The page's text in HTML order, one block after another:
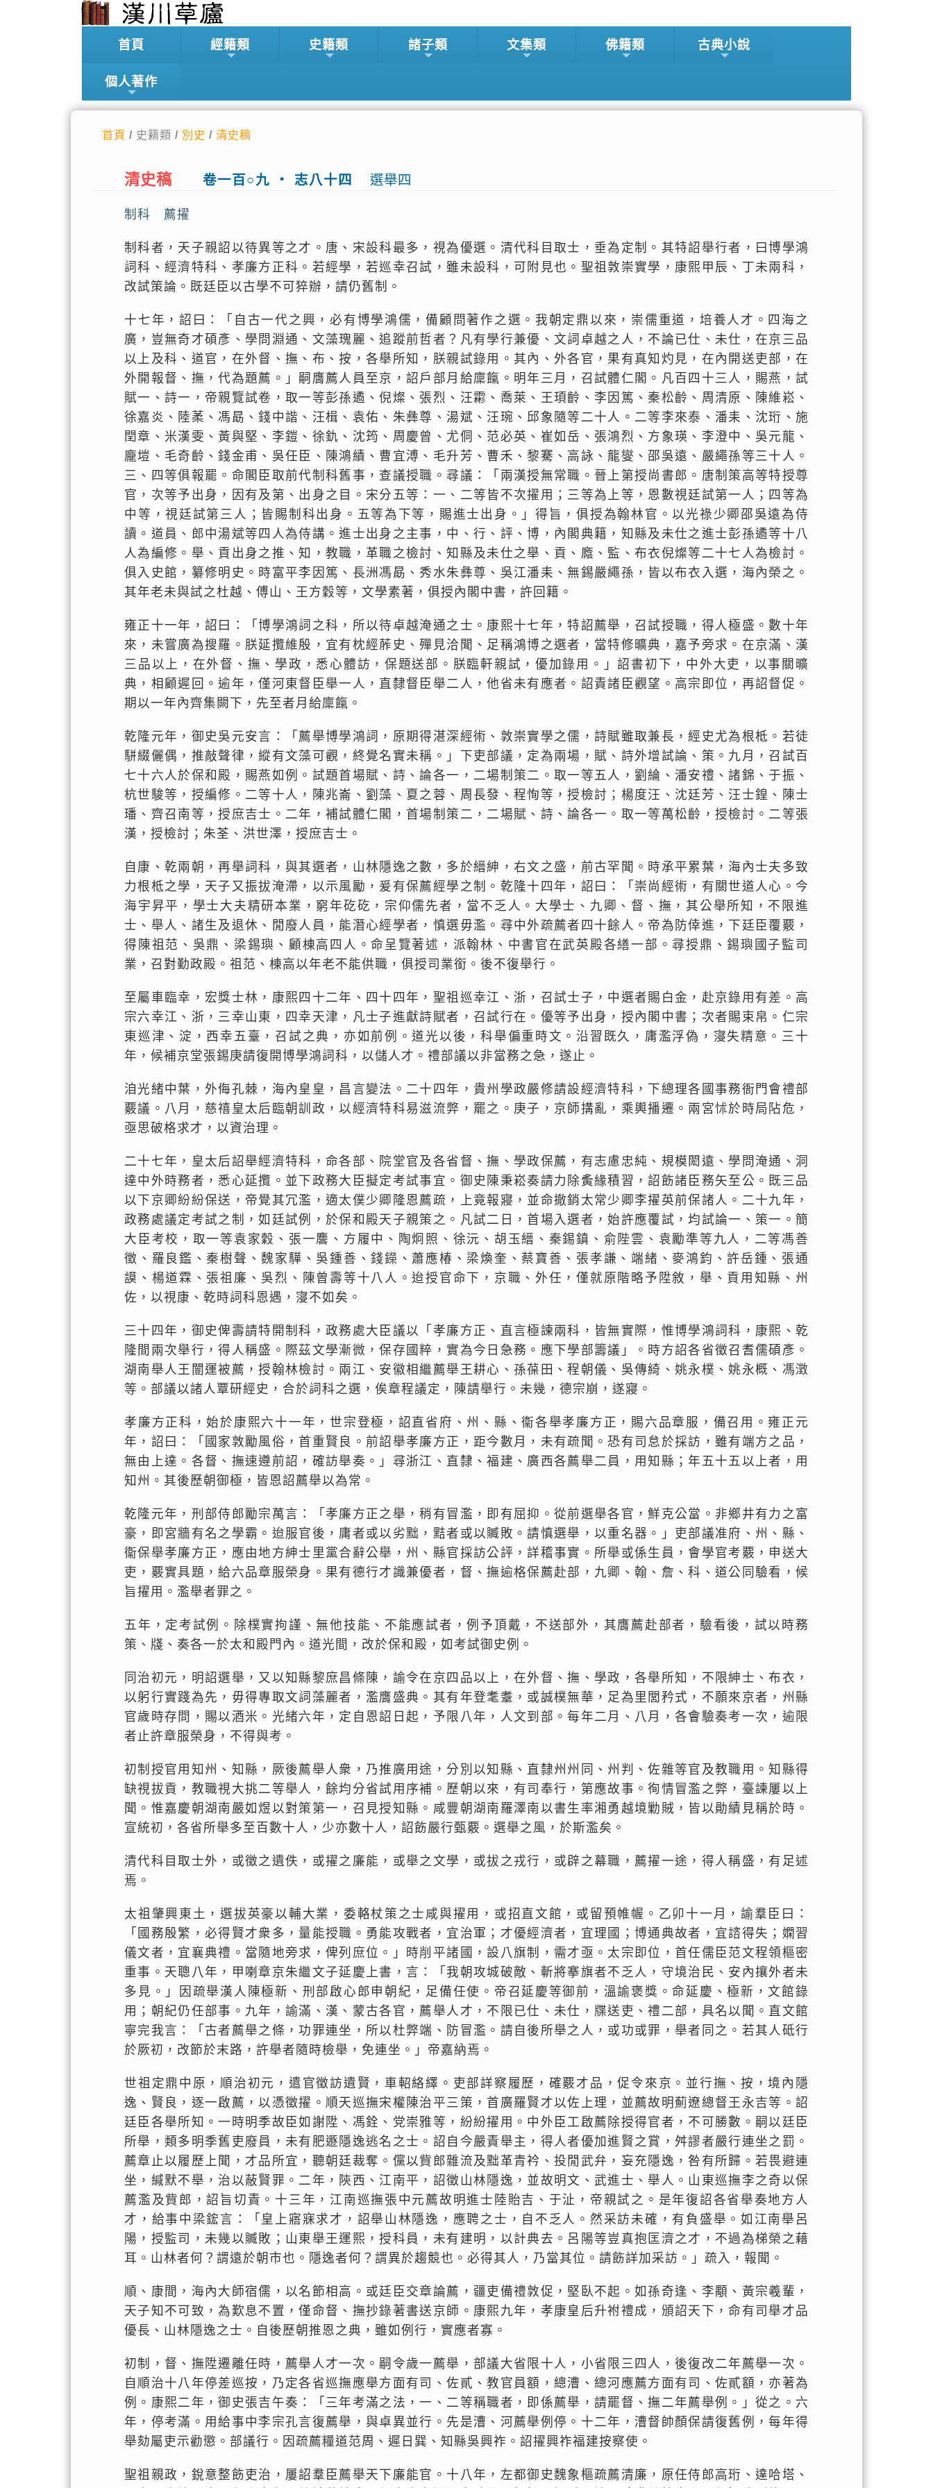
首頁 經籍類 史籍類 諸子類 文集類 佛籍類 古典小說
個人著作
首頁 / 史籍類 / 別史 / 清史稿
清史稿 卷一百○九 ‧ 志八十四 選舉四
制科 薦擢
制科者，天子親詔以待異等之才。唐、宋設科最多，視為優選。清代科目取士，垂為定制。其特詔舉行者，曰博學鴻
詞科、經濟特科、孝廉方正科。若經學，若巡幸召試，雖未設科，可附見也。聖祖敦崇實學，康熙甲辰、丁未兩科，
改試策論。既廷臣以古學不可猝辦，請仍舊制。
十七年，詔曰：「自古一代之興，必有博學鴻儒，備顧問著作之選。我朝定鼎以來，崇儒重道，培養人才。四海之
廣，豈無奇才碩彥、學問淵通、文藻瑰麗、追蹤前哲者？凡有學行兼優、文詞卓越之人，不論已仕、未仕，在京三品
以上及科、道官，在外督、撫、布、按，各舉所知，朕親試錄用。其內、外各官，果有真知灼見，在內開送吏部，在
外開報督、撫，代為題薦。」嗣膺薦人員至京，詔戶部月給廩餼。明年三月，召試體仁閣。凡百四十三人，賜燕，試
賦一、詩一，帝親覽試卷，取一等彭孫遹、倪燦、張烈、汪霦、喬萊、王頊齡、李因篤、秦松齡、周清原、陳維崧、
徐嘉炎、陸葇、馮勗、錢中諧、汪楫、袁佑、朱彝尊、湯斌、汪琬、邱象隨等二十人。二等李來泰、潘耒、沈珩、施
閏章、米漢雯、黃與堅、李鎧、徐釚、沈筠、周慶曾、尤侗、范必英、崔如岳、張鴻烈、方象瑛、李澄中、吳元龍、
龐塏、毛奇齡、錢金甫、吳任臣、陳鴻績、曹宜溥、毛升芳、曹禾、黎騫、高詠、龍燮、邵吳遠、嚴繩孫等三十人。
三、四等俱報罷。命閣臣取前代制科舊事，查議授職。尋議：「兩漢授無常職。晉上第授尚書郎。唐制策高等特授尊
官，次等予出身，因有及第、出身之目。宋分五等：一、二等皆不次擢用；三等為上等，恩數視廷試第一人；四等為
中等，視廷試第三人；皆賜制科出身。五等為下等，賜進士出身。」得旨，俱授為翰林官。以光祿少卿邵吳遠為侍
讀。道員、郎中湯斌等四人為侍講。進士出身之主事，中、行、評、博，內閣典籍，知縣及未仕之進士彭孫遹等十八
人為編修。舉、貢出身之推、知，教職，革職之檢討、知縣及未仕之舉、貢、廕、監、布衣倪燦等二十七人為檢討。
俱入史館，纂修明史。時富平李因篤、長洲馮勗、秀水朱彝尊、吳江潘耒、無錫嚴繩孫，皆以布衣入選，海內榮之。
其年老未與試之杜越、傅山、王方穀等，文學素著，俱授內閣中書，許回籍。
雍正十一年，詔曰：「博學鴻詞之科，所以待卓越淹通之士。康熙十七年，特詔薦舉，召試授職，得人極盛。數十年
來，未嘗廣為搜羅。朕延攬維殷，宜有枕經葄史、殫見洽聞、足稱鴻博之選者，當特修曠典，嘉予旁求。在京滿、漢
三品以上，在外督、撫、學政，悉心體訪，保題送部。朕臨軒親試，優加錄用。」詔書初下，中外大吏，以事關曠
典，相顧遲回。逾年，僅河東督臣舉一人，直隸督臣舉二人，他省未有應者。詔責諸臣觀望。高宗即位，再詔督促。
期以一年內齊集闕下，先至者月給廩餼。
乾隆元年，御史吳元安言：「薦舉博學鴻詞，原期得湛深經術、敦崇實學之儒，詩賦雖取兼長，經史尤為根柢。若徒
駢綴儷偶，推敲聲律，縱有文藻可觀，終覺名實未稱。」下吏部議，定為兩場，賦、詩外增試論、策。九月，召試百
七十六人於保和殿，賜燕如例。試題首場賦、詩、論各一，二場制策二。取一等五人，劉綸、潘安禮、諸錦、于振、
杭世駿等，授編修。二等十人，陳兆崙、劉藻、夏之蓉、周長發、程恂等，授檢討；楊度汪、沈廷芳、汪士鍠、陳士
璠、齊召南等，授庶吉士。二年，補試體仁閣，首場制策二，二場賦、詩、論各一。取一等萬松齡，授檢討。二等張
漢，授檢討；朱荃、洪世澤，授庶吉士。
自康、乾兩朝，再舉詞科，與其選者，山林隱逸之數，多於縉紳，右文之盛，前古罕聞。時承平累葉，海內士夫多致
力根柢之學，天子又振拔淹滯，以示風勵，爰有保薦經學之制。乾隆十四年，詔曰：「崇尚經術，有關世道人心。今
海宇昇平，學士大夫精研本業，窮年矻矻，宗仰儒先者，當不乏人。大學士、九卿、督、撫，其公舉所知，不限進
士、舉人、諸生及退休、閒廢人員，能潛心經學者，慎選毋濫。尋中外疏薦者四十餘人。帝為防倖進，下廷臣覆覈，
得陳祖范、吳鼎、梁錫璵、顧棟高四人。命呈覽著述，派翰林、中書官在武英殿各繕一部。尋授鼎、錫璵國子監司
業，召對勤政殿。祖范、棟高以年老不能供職，俱授司業銜。後不復舉行。
至屬車臨幸，宏獎士林，康熙四十二年、四十四年，聖祖巡幸江、浙，召試士子，中選者賜白金，赴京錄用有差。高
宗六幸江、浙，三幸山東，四幸天津，凡士子進獻詩賦者，召試行在。優等予出身，授內閣中書；次者賜束帛。仁宗
東巡津、淀，西幸五臺，召試之典，亦如前例。道光以後，科舉偏重時文。沿習既久，庸濫浮偽，寖失精意。三十
年，候補京堂張錫庚請復開博學鴻詞科，以儲人才。禮部議以非當務之急，遂止。
洎光緒中葉，外侮孔棘，海內皇皇，昌言變法。二十四年，貴州學政嚴修請設經濟特科，下總理各國事務衙門會禮部
覈議。八月，慈禧皇太后臨朝訓政，以經濟特科易滋流弊，罷之。庚子，京師搆亂，乘輿播遷。兩宮怵於時局阽危，
亟思破格求才，以資治理。
二十七年，皇太后詔舉經濟特科，命各部、院堂官及各省督、撫、學政保薦，有志慮忠純、規模閎遠、學問淹通、洞
達中外時務者，悉心延攬。並下政務大臣擬定考試事宜。御史陳秉崧奏請力除夤緣積習，詔飭諸臣務矢至公。既三品
以下京卿紛紛保送，帝覺其冗濫，適太僕少卿隆恩薦疏，上竟報寢，並命撤銷太常少卿李擢英前保諸人。二十九年，
政務處議定考試之制，如廷試例，於保和殿天子親策之。凡試二日，首場入選者，始許應覆試，均試論一、策一。簡
大臣考校，取一等袁家穀、張一麐、方履中、陶炯照、徐沅、胡玉縉、秦錫鎮、俞陛雲、袁勵準等九人，二等馮善
徵、羅良鑑、秦樹聲、魏家驊、吳鍾善、錢鑅、蕭應椿、梁煥奎、蔡寶善、張孝謙、端緒、麥鴻鈞、許岳鍾、張通
謨、楊道霖、張祖廉、吳烈、陳曾壽等十八人。迨授官命下，京職、外任，僅就原階略予陞敘，舉、貢用知縣、州
佐，以視康、乾時詞科恩遇，寖不如矣。
三十四年，御史俾壽請特開制科，政務處大臣議以「孝廉方正、直言極諫兩科，皆無實際，惟博學鴻詞科，康熙、乾
隆間兩次舉行，得人稱盛。際茲文學漸微，保存國粹，實為今日急務。應下學部籌議」。時方詔各省徵召耆儒碩彥。
湖南舉人王闓運被薦，授翰林檢討。兩江、安徽相繼薦舉王耕心、孫葆田、程朝儀、吳傳綺、姚永樸、姚永概、馮澂
等。部議以諸人覃研經史，合於詞科之選，俟章程議定，陳請舉行。未幾，德宗崩，遂寢。
孝廉方正科，始於康熙六十一年，世宗登極，詔直省府、州、縣、衞各舉孝廉方正，賜六品章服，備召用。雍正元
年，詔曰：「國家敦勵風俗，首重賢良。前詔舉孝廉方正，距今數月，未有疏聞。恐有司怠於採訪，雖有端方之品，
無由上達。各督、撫速遵前詔，確訪舉奏。」尋浙江、直隸、福建、廣西各薦舉二員，用知縣；年五十五以上者，用
知州。其後歷朝御極，皆恩詔薦舉以為常。
乾隆元年，刑部侍郎勵宗萬言：「孝廉方正之舉，稍有冒濫，即有屈抑。從前選舉各官，鮮克公當。非鄉井有力之富
豪，即宮牆有名之學霸。迨服官後，庸者或以劣黜，黠者或以贓敗。請慎選舉，以重名器。」吏部議准府、州、縣、
衞保舉孝廉方正，應由地方紳士里黨合辭公舉，州、縣官採訪公評，詳稽事實。所舉或係生員，會學官考覈，申送大
吏，覈實具題，給六品章服榮身。果有德行才識兼優者，督、撫逾格保薦赴部，九卿、翰、詹、科、道公同驗看，候
旨擢用。濫舉者罪之。
五年，定考試例。除樸實拘謹、無他技能、不能應試者，例予頂戴，不送部外，其膺薦赴部者，驗看後，試以時務
策、牋、奏各一於太和殿門內。道光間，改於保和殿，如考試御史例。
同治初元，明詔選舉，又以知縣黎庶昌條陳，諭令在京四品以上，在外督、撫、學政，各舉所知，不限紳士、布衣，
以躬行實踐為先，毋得專取文詞藻麗者，濫膺盛典。其有年登耄耋，或誠樸無華，足為里閭矜式，不願來京者，州縣
官歲時存問，賜以酒米。光緒六年，定自恩詔日起，予限八年，人文到部。每年二月、八月，各會驗奏考一次，逾限
者止許章服榮身，不得與考。
初制授官用知州、知縣，厥後薦舉人衆，乃推廣用途，分別以知縣、直隸州州同、州判、佐雜等官及教職用。知縣得
缺視拔貢，教職視大挑二等舉人，餘均分省試用序補。歷朝以來，有司奉行，第應故事。徇情冒濫之弊，臺諫屢以上
聞。惟嘉慶朝湖南嚴如煜以對策第一，召見授知縣。咸豐朝湖南羅澤南以書生率湘勇越境勦賊，皆以勛績見稱於時。
宣統初，各省所舉多至百數十人，少亦數十人，詔飭嚴行甄覈。選舉之風，於斯濫矣。
清代科目取士外，或徵之遺佚，或擢之廉能，或舉之文學，或拔之戎行，或辟之幕職，薦擢一途，得人稱盛，有足述
焉。
太祖肇興東土，選拔英豪以輔大業，委輅杖策之士咸與擢用，或招直文館，或留預帷幄。乙卯十一月，諭羣臣曰：
「國務殷繁，必得賢才衆多，量能授職。勇能攻戰者，宜治軍；才優經濟者，宜理國；博通典故者，宜諮得失；嫻習
儀文者，宜襄典禮。當隨地旁求，俾列庶位。」時削平諸國，設八旗制，需才亟。太宗即位，首任儒臣范文程領樞密
重事。天聰八年，甲喇章京朱繼文子延慶上書，言：「我朝攻城破敵、斬將搴旗者不乏人，守境治民、安內攘外者未
多見。」因疏舉漢人陳極新、刑部啟心郎申朝紀，足備任使。帝召延慶等御前，溫諭褒獎。命延慶、極新，文館錄
用；朝紀仍任部事。九年，諭滿、漢、蒙古各官，薦舉人才，不限已仕、未仕，牒送吏、禮二部，具名以聞。直文館
寧完我言：「古者薦舉之條，功罪連坐，所以杜弊端、防冒濫。請自後所舉之人，或功或罪，舉者同之。若其人砥行
於厥初，改節於末路，許舉者隨時檢舉，免連坐。」帝嘉納焉。
世祖定鼎中原，順治初元，遣官徵訪遺賢，車軺絡繹。吏部詳察履歷，確覈才品，促令來京。並行撫、按，境內隱
逸、賢良，逐一啟薦，以憑徵擢。順天巡撫宋權陳治平三策，首廣羅賢才以佐上理，並薦故明薊遼總督王永吉等。詔
廷臣各舉所知。一時明季故臣如謝陞、馮銓、党崇雅等，紛紛擢用。中外臣工啟薦除授得官者，不可勝數。嗣以廷臣
所舉，類多明季舊吏廢員，未有肥遯隱逸逃名之士。詔自今嚴責舉主，得人者優加進賢之賞，舛謬者嚴行連坐之罰。
薦章止以履歷上聞，才品所宜，聽朝廷裁奪。儻以貲郎雜流及黜革青衿、投閒武弁，妄充隱逸，咎有所歸。若畏避連
坐，緘默不舉，治以蔽賢罪。二年，陝西、江南平，詔徵山林隱逸，並故明文、武進士、舉人。山東巡撫李之奇以保
薦濫及貲郎，詔旨切責。十三年，江南巡撫張中元薦故明進士陸貽吉、于沚，帝親試之。是年復詔各省舉奏地方人
才，給事中梁鋐言：「皇上寤寐求才，詔舉山林隱逸，應聘之士，自不乏人。然采訪未確，有負盛舉。如江南舉呂
陽，授監司，未幾以贓敗；山東舉王運熙，授科員，未有建明，以計典去。呂陽等豈真抱匡濟之才，不過為梯榮之藉
耳。山林者何？謂遠於朝市也。隱逸者何？謂異於趨競也。必得其人，乃當其位。請飭詳加采訪。」疏入，報聞。
順、康間，海內大師宿儒，以名節相高。或廷臣交章論薦，疆吏備禮敦促，堅臥不起。如孫奇逢、李顒、黃宗羲輩，
天子知不可致，為歎息不置，僅命督、撫抄錄著書送京師。康熙九年，孝康皇后升祔禮成，頒詔天下，命有司舉才品
優長、山林隱逸之士。自後歷朝推恩之典，雖如例行，實應者寡。
初制，督、撫陞遷離任時，薦舉人才一次。嗣令歲一薦舉，部議大省限十人，小省限三四人，後復改二年薦舉一次。
自順治十八年停差巡按，乃定各省巡撫應舉方面有司、佐貳、教官員額，總漕、總河應薦方面有司、佐貳額，亦著為
例。康熙二年，御史張吉午奏：「三年考滿之法，一、二等稱職者，即係薦舉，請罷督、撫二年薦舉例。」從之。六
年，停考滿。用給事中李宗孔言復薦舉，與卓異並行。先是漕、河薦舉例停。十二年，漕督帥顏保請復舊例，每年得
舉劾屬吏示勸懲。部議行。因疏薦糧道范周、遲日巽、知縣吳興祚。詔擢興祚福建按察使。
聖祖親政，銳意整飭吏治，屢詔羣臣薦舉天下廉能官。十八年，左都御史魏象樞疏薦清廉，原任侍郎高珩、達哈塔、